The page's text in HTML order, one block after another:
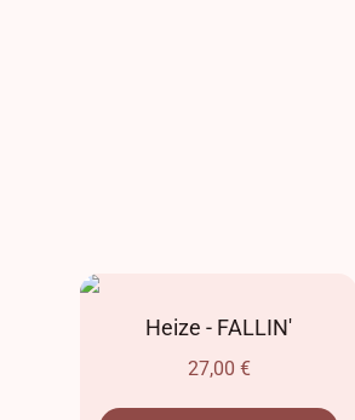
Heize - FALLIN'
27,00 €